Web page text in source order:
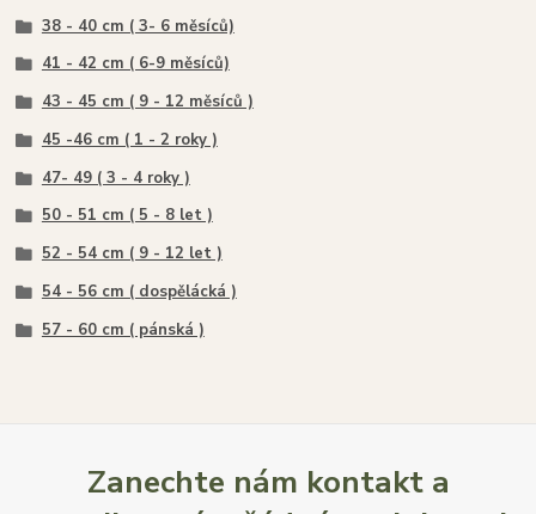
38 - 40 cm ( 3- 6 měsíců)
41 - 42 cm ( 6-9 měsíců)
43 - 45 cm ( 9 - 12 měsíců )
45 -46 cm ( 1 - 2 roky )
47- 49 ( 3 - 4 roky )
50 - 51 cm ( 5 - 8 let )
52 - 54 cm ( 9 - 12 let )
54 - 56 cm ( dospělácká )
57 - 60 cm ( pánská )
Zanechte nám kontakt a